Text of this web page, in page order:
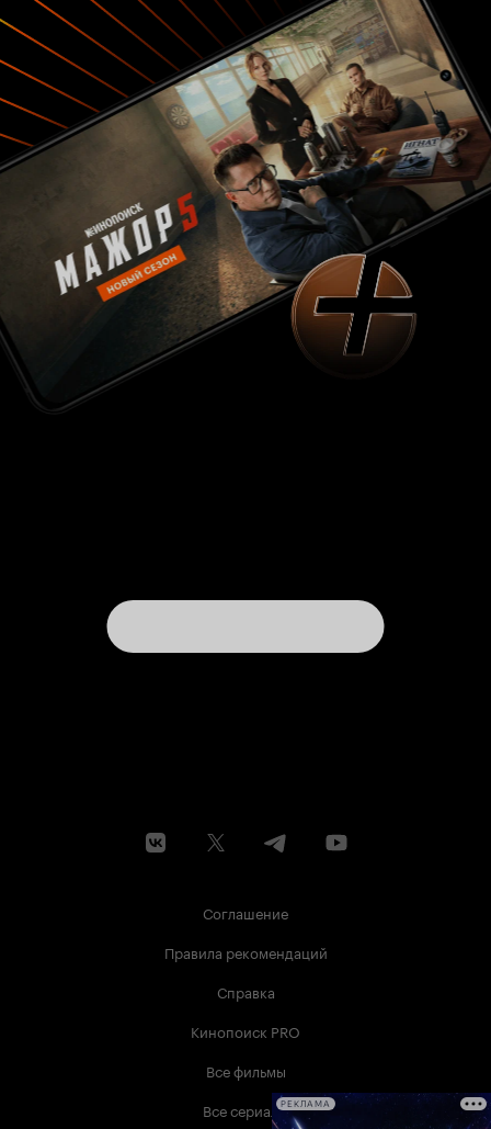
Соглашение
Правила рекомендаций
Справка
Кинопоиск PRO
Все фильмы
Все сериалыРЕКЛАМА